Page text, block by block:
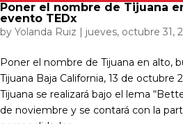
Poner el nombre de Tijuana
evento TEDx
by Yolanda Ruiz | jueves, octubre 31,
Poner el nombre de Tijuana en alto,
Tijuana Baja California, 13 de octubre
Tijuana se realizará bajo el lema
de noviembre y se contará con la